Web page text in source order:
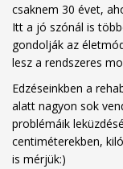
csaknem 30 évet,
Itt a jó szónál is
gondolják az
lesz a rendszeres
Edzéseinkben a
alatt nagyon sok
problémáik
centiméterekben,
is mérjük:)